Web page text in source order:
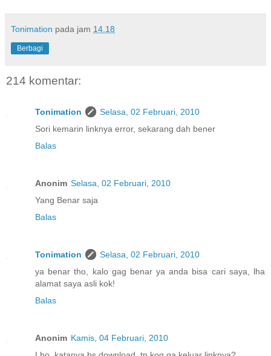
Tonimation pada jam 14.18
Berbagi
214 komentar:
Tonimation
Selasa, 02 Februari, 2010
Sori kemarin linknya error, sekarang dah bener
Balas
Anonim Selasa, 02 Februari, 2010
Yang Benar saja
Balas
Tonimation
Selasa, 02 Februari, 2010
ya benar tho, kalo gag benar ya anda bisa cari saya, lha
alamat saya asli kok!
Balas
Anonim Kamis, 04 Februari, 2010